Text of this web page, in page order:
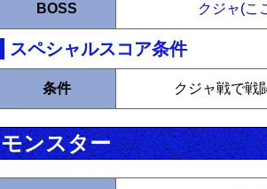
BOSS クジャ(こ
スペシャルスコア条件
条件 クジャ戦で戦
モンスター